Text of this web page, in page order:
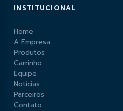
INSTITUCIONAL
Home
A Empresa
Produtos
Carrinho
Equipe
Notícias
Parceiros
Contato